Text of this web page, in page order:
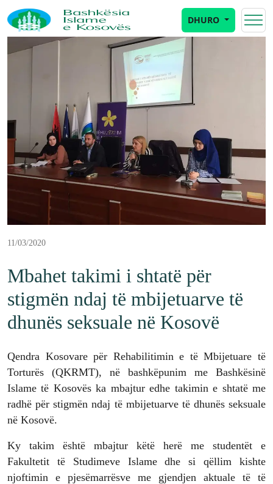
DHURO
11/03/2020
Mbahet takimi i shtatë për
stigmën ndaj të mbijetuarve të
dhunës seksuale në Kosovë
Qendra Kosovare për Rehabilitimin e të Mbijetuare të
Torturës (QKRMT), në bashkëpunim me Bashkësinë
Islame të Kosovës ka mbajtur edhe takimin e shtatë me
radhë për stigmën ndaj të mbijetuarve të dhunës seksuale
në Kosovë.
Ky takim është mbajtur këtë herë me studentët e
Fakultetit të Studimeve Islame dhe si qëllim kishte
njoftimin e pjesëmarrësve me gjendjen aktuale të të